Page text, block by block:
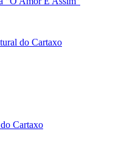
do Cartaxo
Cartaxo